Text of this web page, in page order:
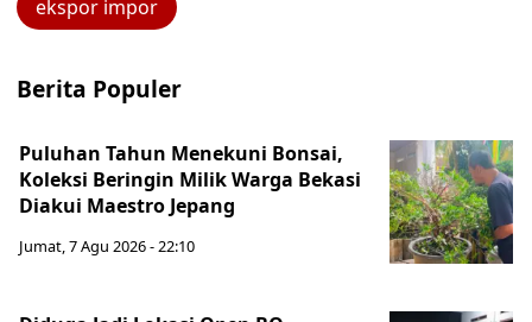
ekspor impor
Berita Populer
Puluhan Tahun Menekuni Bonsai,
Koleksi Beringin Milik Warga Bekasi
Diakui Maestro Jepang
Jumat, 7 Agu 2026 - 22:10